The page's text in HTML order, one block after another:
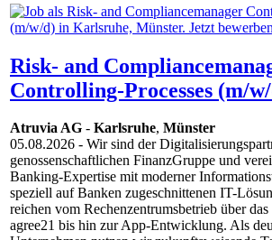
Risk- and
Controlling-Processes (m/
Atruvia AG - Karlsruhe, Münster
05.08.2026 - Wir sind der
genossenschaftlichen FinanzGruppe und
Banking-Expertise mit moderner
speziell auf Banken zugeschnittenen IT-
reichen vom Rechenzentrumsbetrieb über
agree21 bis hin zur App-Entwicklung. Als